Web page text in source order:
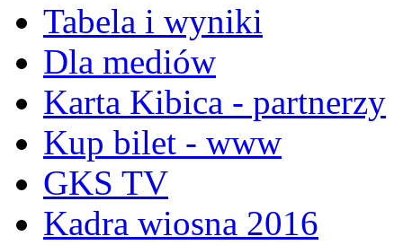
Tabela i wyniki
Dla mediów
Karta Kibica - partnerzy
Kup bilet - www
GKS TV
Kadra wiosna 2016